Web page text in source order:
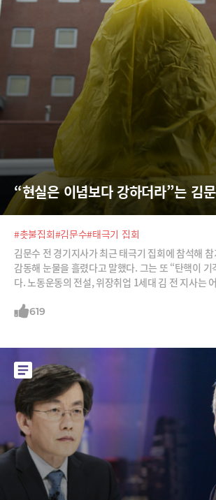
“현실은 이념보다 강하더라”는 김
#촛불집회#김문수#태극기 집회
김문수 전 경기지사가 최근 태극기 집회에 참석해
감동해 눈물을 흘렸다고 말했다. 그는 또 “탄핵이 기
다. 노동운동의 전설, 위장취업 1세대 김 전 지사는
619